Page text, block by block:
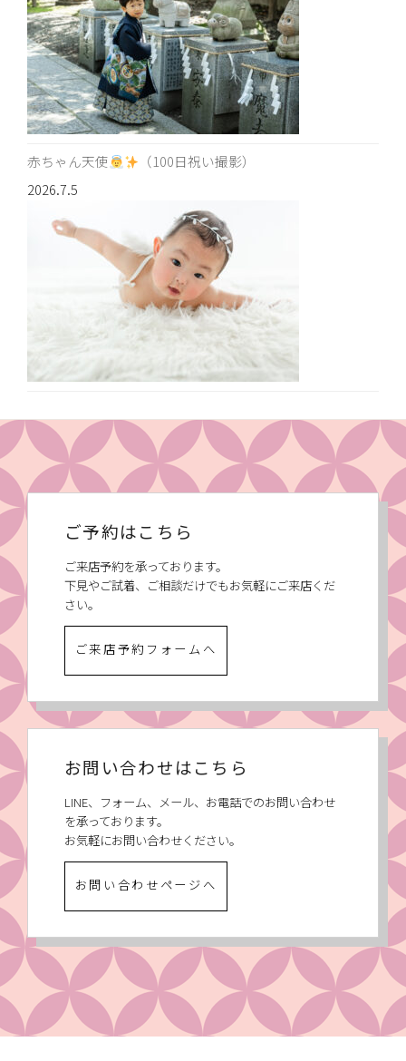
赤ちゃん天使
（100日祝い撮影）
2026.7.5
ご予約はこちら
ご来店予約を承っております。
下見やご試着、ご相談だけでもお気軽にご来店くだ
さい。
ご来店予約フォームへ
お問い合わせはこちら
LINE、フォーム、メール、お電話でのお問い合わせ
を承っております。
お気軽にお問い合わせください。
お問い合わせページへ